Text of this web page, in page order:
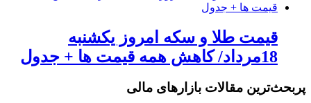
قیمت طلا و سکه امروز یکشنبه
18مرداد/ کاهش همه قیمت ها + جدول
پربحث‌ترین مقالات بازارهای مالی